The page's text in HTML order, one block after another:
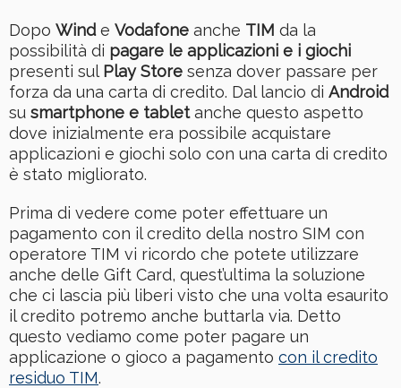
Dopo Winde Vodafone anche TIM da la
possibilità di pagare le applicazioni e i giochi
presenti sul Play Store senza dover passare per
forza da una carta di credito. Dal lancio di Android
su smartphone e tabletanche questo aspetto
dove inizialmente era possibile acquistare
applicazioni e giochi solo con una carta di credito
è stato migliorato.
Prima di vedere come poter effettuare un
pagamento con il credito della nostro SIM con
operatore TIM vi ricordo che potete utilizzare
anche delle Gift Card, quest’ultima la soluzione
che ci lascia più liberi visto che una volta esaurito
il credito potremo anche buttarla via. Detto
questo vediamo come poter pagare un
applicazione o gioco a pagamento con il credito
residuo TIM.